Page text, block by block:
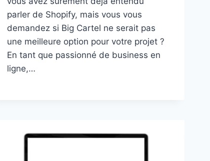
parler de Shopify, mais vous vous
demandez si Big Cartel ne serait pas
une meilleure option pour votre projet ?
En tant que passionné de business en
ligne,…